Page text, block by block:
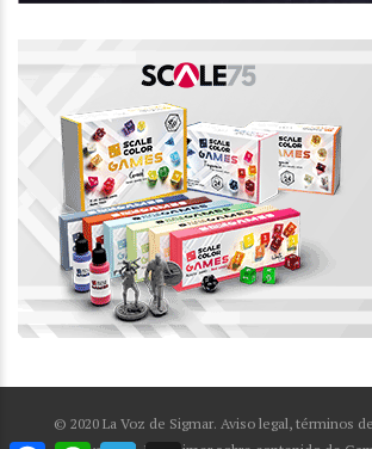
© 2020 La Voz de Sigmar. Aviso legal, términos